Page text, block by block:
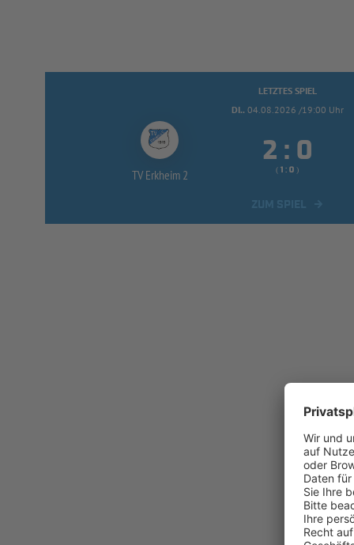
LETZTES SPIEL
DI.. 04.08.2026 /19:00 Uhr
TV Erkheim 2
 : 
(  :  )